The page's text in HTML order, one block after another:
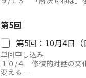
第5回
第5回：10月4日（
単回申し込み
１０/４ 修復的対話の文
変える ―